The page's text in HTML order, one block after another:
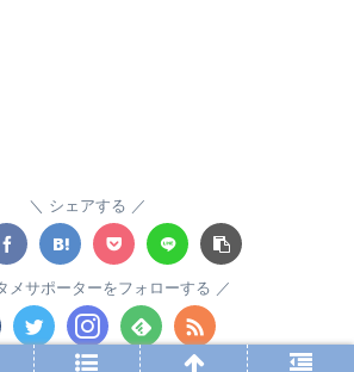
シェアする
メサポーターをフォローする